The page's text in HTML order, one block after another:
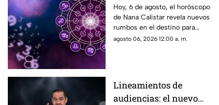
Calistar: Estos signos
deben cuidar su SALUD
Hoy, 6 de agosto, el horóscopo
de Nana Calistar revela nuevos
rumbos en el destino para
estos signos
agosto 06, 2026 12:00 a. m.
Lineamientos de
audiencias: el nuevo